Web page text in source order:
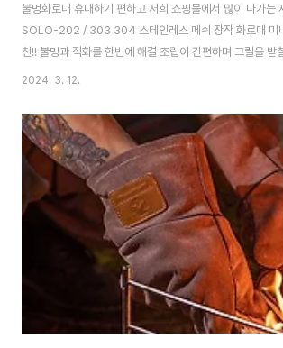
불멍화로대 휴대하기 편하고 저희 쇼핑몰에서 많이 나가는
SOLO-202 / 303 304 스테인레스 메쉬 장작 화로대 미
천!! 불멍과 직화를 한번에 해결 조립이 간편하며 그릴을 받
메쉬 화로대입니다. SOLO-202 / 303 모델의 메쉬 그릴
펠과 주전자 등을 바로 가열할 수 있습니다. 캔버스 재질의
함되어있습니다. 대부분의 캠핑장은 화로 없이 모닥불을 피
있는 만큼, 이런 화로대를 하나쯤 구비하시는게 좋습니다
https://smartstore.naver.com/treebook1/
2024. 3. 12.